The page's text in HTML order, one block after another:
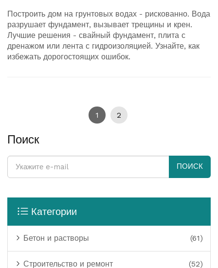
Построить дом на грунтовых водах - рискованно. Вода
разрушает фундамент, вызывает трещины и крен.
Лучшие решения - свайный фундамент, плита с
дренажом или лента с гидроизоляцией. Узнайте, как
избежать дорогостоящих ошибок.
1 2
Поиск
ПОИСК
Категории
Бетон и растворы (61)
Строительство и ремонт (52)